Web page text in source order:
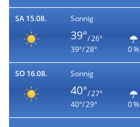
SA 15.08. Sonnig
39°/ 26°
39°/ 28°
0 %
SO 16.08. Sonnig
40°/ 27°
40°/ 29°
0 %